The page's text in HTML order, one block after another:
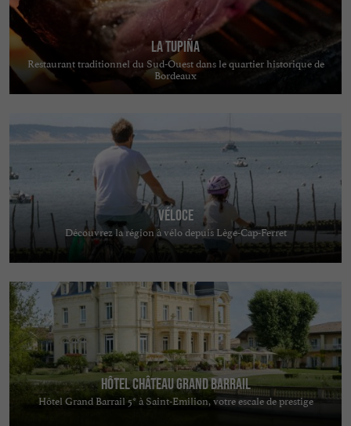
La Tupiña
Restaurant traditionnel du Sud-Ouest dans le quartier historique de
Bordeaux
Véloce
Découvrez la région à vélo depuis Lège-Cap-Ferret
Hôtel Château Grand Barrail
Hôtel Grand Barrail 5* à Saint-Emilion, votre escale de prestige